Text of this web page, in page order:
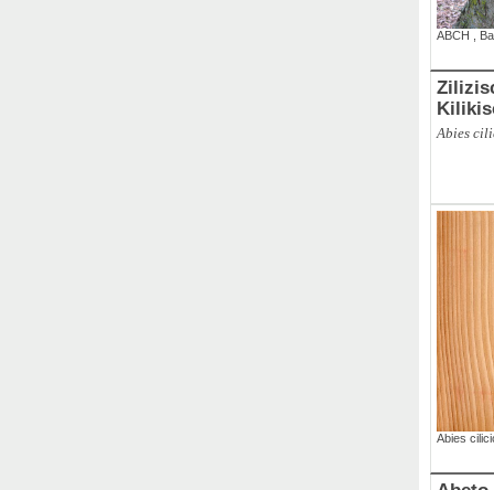
ABCH
Abies
Abies